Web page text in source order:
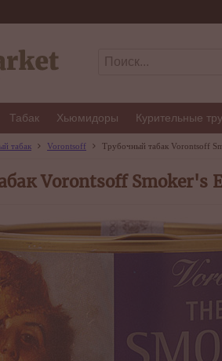
Табак Хьюмидоры Курительные
табак Vorontsoff Трубочный табак Vorontsoff
Vorontsoff